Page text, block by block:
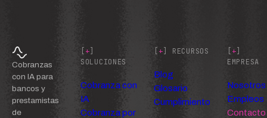
Cobranzas
con IA para
bancos y
prestamistas
de
+
SOLUCIONES
Cobranza con
IA
Cobranza por
+ ] RECURSOS
Blog
Glosario
Cumplimiento
+
EMPRESA
Nosotros
Empleos
Contacto